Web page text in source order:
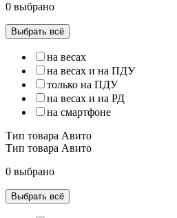
0 выбрано
Выбрать всё
на весах
на весах и на ПДУ
только на ПДУ
на весах и на РД
на смартфоне
Тип товара Авито
Тип товара Авито
0 выбрано
Выбрать всё